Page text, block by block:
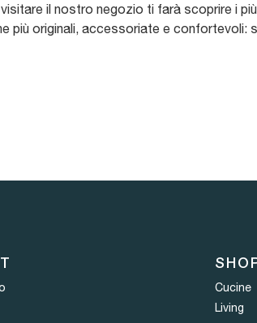
il nostro negozio ti farà scoprire i
originali, accessoriate e confortevoli:
Cucine
Living